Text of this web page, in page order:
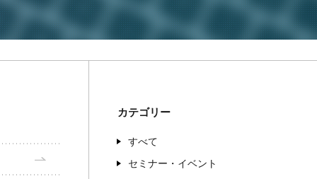
カテゴリー
すべて
セミナー・イベント